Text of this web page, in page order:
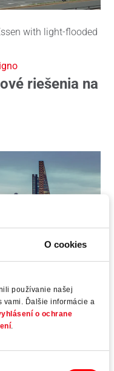
O cookies
používanie našej
vami. Ďalšie informácie a
o ochrane
with light-flooded
riešenia na